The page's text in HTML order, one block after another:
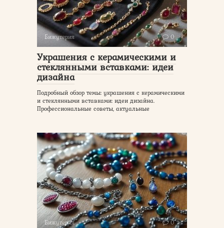
Бижутерия 0
Украшения с керамическими и
стеклянными вставками: идеи
дизайна
Подробный обзор темы: украшения с керамическими
и стеклянными вставками: идеи дизайна.
Профессиональные советы, актуальные
Бижутерия 0